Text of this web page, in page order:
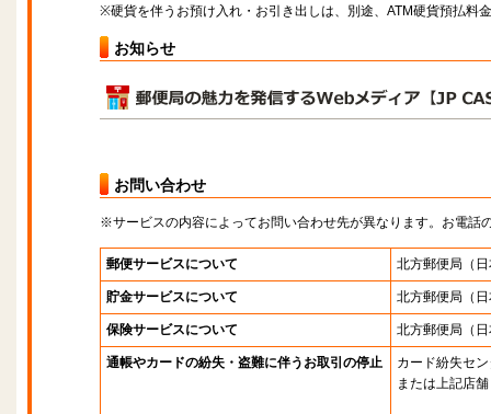
※硬貨を伴うお預け入れ・お引き出しは、別途、ATM硬貨預払料
お知らせ
お問い合わせ
※サービスの内容によってお問い合わせ先が異なります。お電話
郵便サービスについて 北方郵便局 （
貯金サービスについて 北方郵便局 （
保険サービスについて 北方郵便局 （
通帳やカードの紛失・盗難に伴うお取引の停止
カード紛失セ
または上記店舗